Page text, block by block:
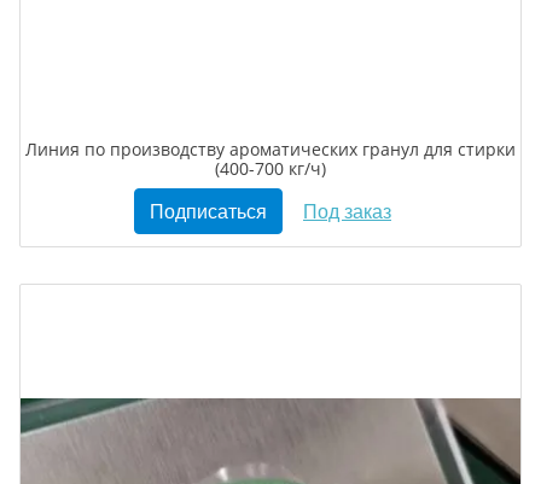
Линия по производству ароматических гранул для стирки
(400-700 кг/ч)
Подписаться Под заказ